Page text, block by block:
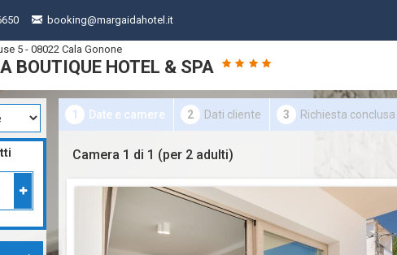
BOUTIQUE HOTEL & SPA
booking@margaidahotel.it
5 - 08022 Cala Gonone
1 Date e camere 2 Dati cliente 3 Richiesta conclusa
Camera 1 di 1 (per 2 adulti)